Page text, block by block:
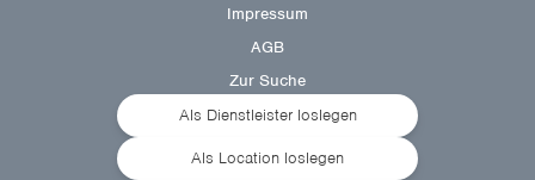
Impressum
AGB
Zur Suche
Als Dienstleister loslegen
Als Location loslegen